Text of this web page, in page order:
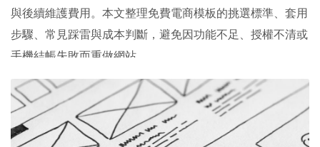
與後續維護費用。本文整理免費電商模板的挑選標準、套用
步驟、常見踩雷與成本判斷，避免因功能不足、授權不清或
手機結帳失敗而重做網站。